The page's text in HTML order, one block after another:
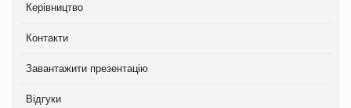
Керівництво
Контакти
Завантажити презентацію
Відгуки